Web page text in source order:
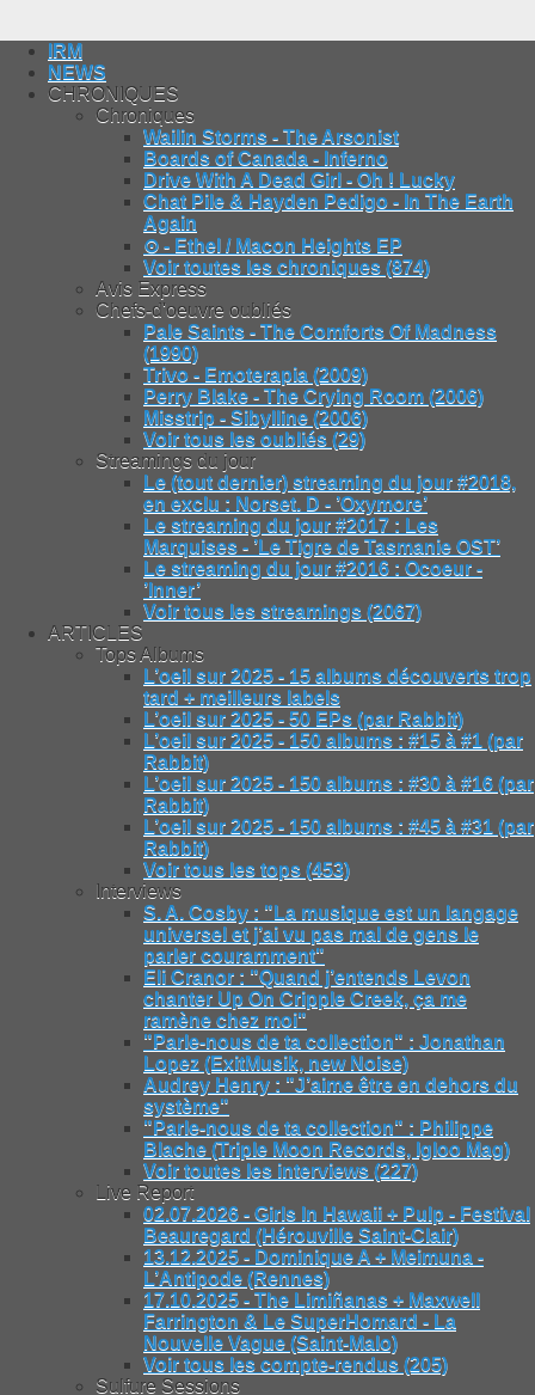
IRM
NEWS
CHRONIQUES
Chroniques
Wailin Storms - The Arsonist
Boards of Canada - Inferno
Drive With A Dead Girl - Oh ! Lucky
Chat Pile & Hayden Pedigo - In The Earth
Again
⊙ - Ethel / Macon Heights EP
Voir toutes les chroniques (874)
Avis Express
Chefs-d'oeuvre oubliés
Pale Saints - The Comforts Of Madness
(1990)
Trivo - Emoterapia (2009)
Perry Blake - The Crying Room (2006)
Misstrip - Sibylline (2006)
Voir tous les oubliés (29)
Streamings du jour
Le (tout dernier) streaming du jour #2018,
en exclu : Norset. D - ’Oxymore’
Le streaming du jour #2017 : Les
Marquises - ’Le Tigre de Tasmanie OST’
Le streaming du jour #2016 : Ocoeur -
’Inner’
Voir tous les streamings (2067)
ARTICLES
Tops Albums
L’oeil sur 2025 - 15 albums découverts trop
tard + meilleurs labels
L’oeil sur 2025 - 50 EPs (par Rabbit)
L’oeil sur 2025 - 150 albums : #15 à #1 (par
Rabbit)
L’oeil sur 2025 - 150 albums : #30 à #16 (par
Rabbit)
L’oeil sur 2025 - 150 albums : #45 à #31 (par
Rabbit)
Voir tous les tops (453)
Interviews
S. A. Cosby : "La musique est un langage
universel et j’ai vu pas mal de gens le
parler couramment"
Eli Cranor : "Quand j’entends Levon
chanter Up On Cripple Creek, ça me
ramène chez moi"
"Parle-nous de ta collection" : Jonathan
Lopez (ExitMusik, new Noise)
Audrey Henry : "J’aime être en dehors du
système"
"Parle-nous de ta collection" : Philippe
Blache (Triple Moon Records, Igloo Mag)
Voir toutes les interviews (227)
Live Report
02.07.2026 - Girls In Hawaii + Pulp - Festival
Beauregard (Hérouville Saint-Clair)
13.12.2025 - Dominique A + Meimuna -
L’Antipode (Rennes)
17.10.2025 - The Limiñanas + Maxwell
Farrington & Le SuperHomard - La
Nouvelle Vague (Saint-Malo)
Voir tous les compte-rendus (205)
Sulfure Sessions